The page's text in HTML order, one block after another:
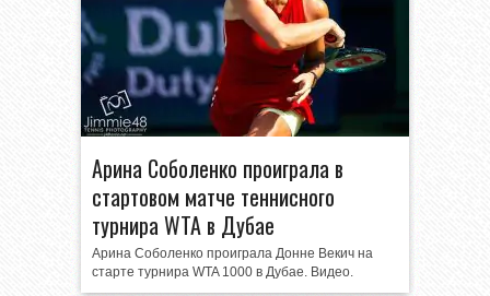
Арина Соболенко проиграла в
стартовом матче теннисного
турнира WTA в Дубае
Арина Соболенко проиграла Донне Векич на
старте турнира WTA 1000 в Дубае. Видео.